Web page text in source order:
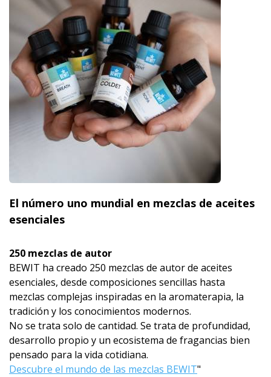
El número uno mundial en mezclas de aceites
esenciales
250 mezclas de autor
BEWIT ha creado 250 mezclas de autor de aceites
esenciales, desde composiciones sencillas hasta
mezclas complejas inspiradas en la aromaterapia, la
tradición y los conocimientos modernos.
No se trata solo de cantidad. Se trata de profundidad,
desarrollo propio y un ecosistema de fragancias bien
pensado para la vida cotidiana.
Descubre el mundo de las mezclas BEWIT"